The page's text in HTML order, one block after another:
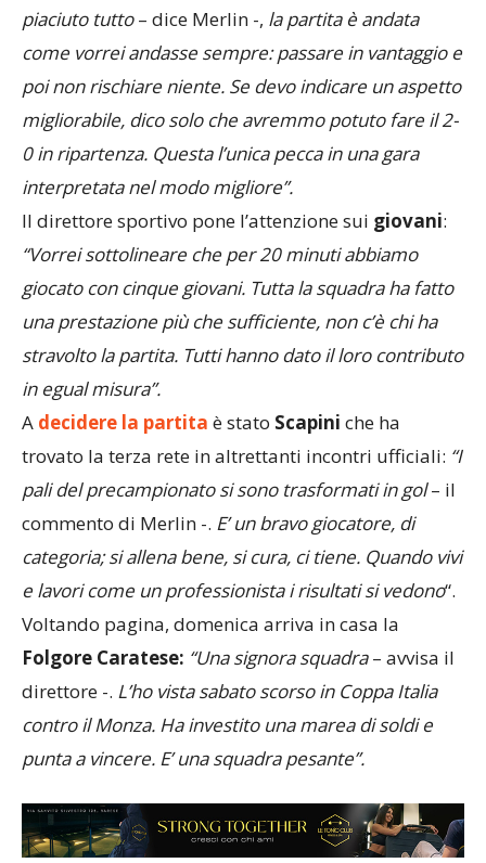
piaciuto tutto– dice Merlin -, la partita è andata
come vorrei andasse sempre: passare in vantaggio e
poi non rischiare niente. Se devo indicare un aspetto
migliorabile, dico solo che avremmo potuto fare il 2-
0 in ripartenza. Questa l’unica pecca in una gara
interpretata nel modo migliore”.
Il direttore sportivo pone l’attenzione sui giovani:
“Vorrei sottolineare che per 20 minuti abbiamo
giocato con cinque giovani. Tutta la squadra ha fatto
una prestazione più che sufficiente, non c’è chi ha
stravolto la partita. Tutti hanno dato il loro contributo
in egual misura”.
A decidere la partita è stato Scapini che ha
trovato la terza rete in altrettanti incontri ufficiali: “I
pali del precampionato si sono trasformati in gol– il
commento di Merlin -. E’ un bravo giocatore, di
categoria; si allena bene, si cura, ci tiene. Quando vivi
e lavori come un professionista i risultati si vedono“.
Voltando pagina, domenica arriva in casa la
Folgore Caratese: “Una signora squadra– avvisa il
direttore -. L’ho vista sabato scorso in Coppa Italia
contro il Monza. Ha investito una marea di soldi e
punta a vincere. E’ una squadra pesante”.